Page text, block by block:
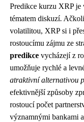
Predikce kurzu XRP je
tématem diskuzí.
volatilitou, XRP si i
rostoucímu zájmu ze
predikce vycházejí z
umožňuje rychlé a
atraktivní alternativou
efektivnější způsoby
rostoucí počet
významnými bankami